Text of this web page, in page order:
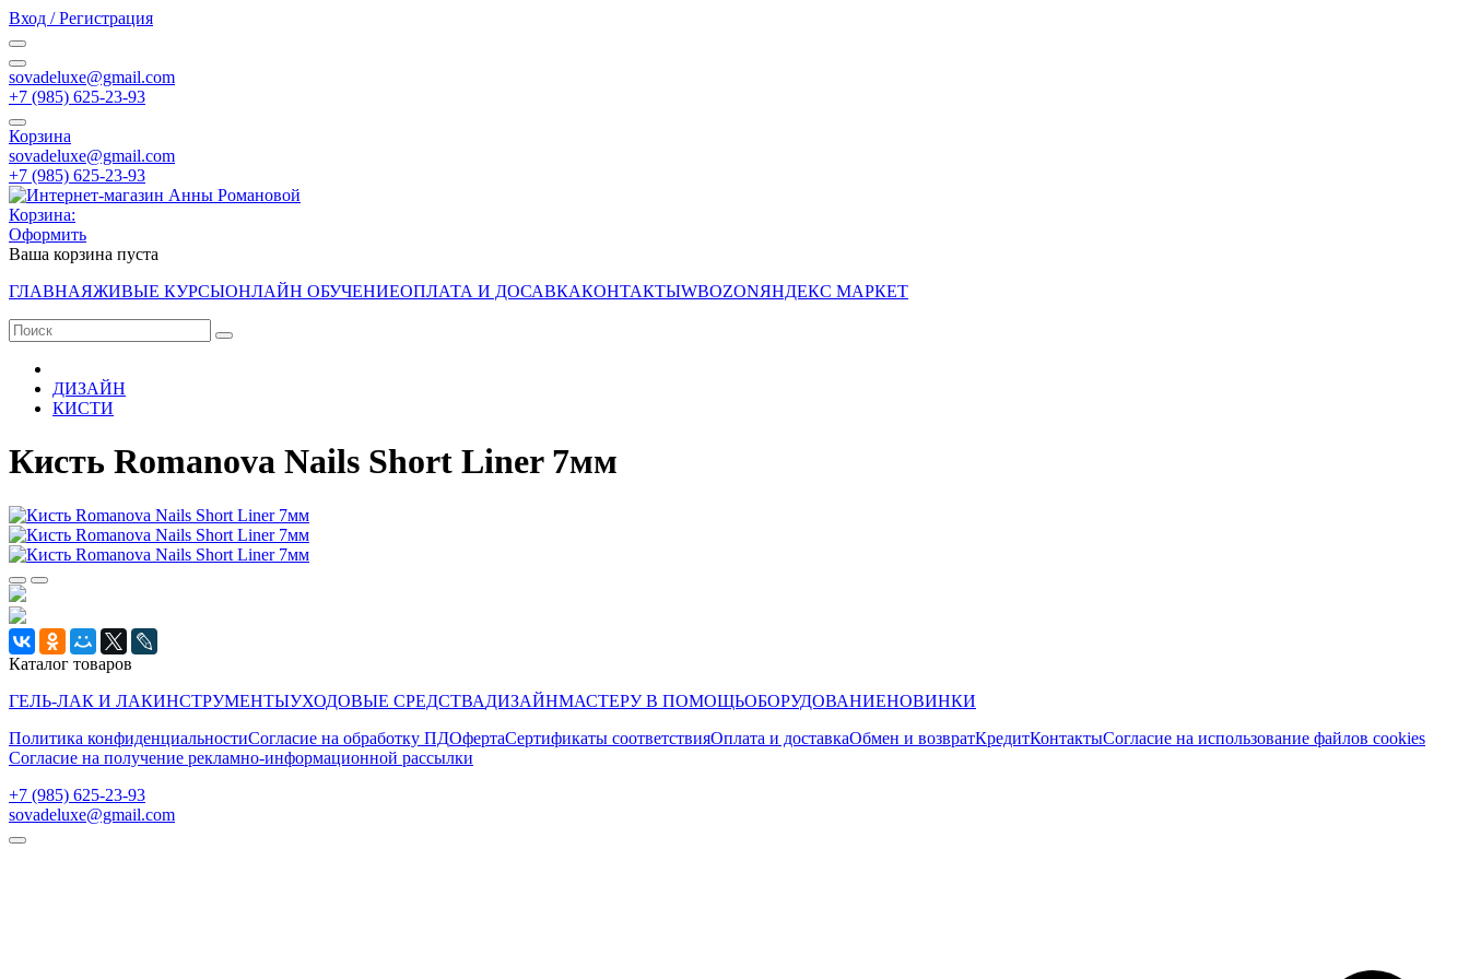
Вход / Регистрация
sovadeluxe@gmail.com
‭+7 (985) 625-23-93‬
Корзина
sovadeluxe@gmail.com
‭+7 (985) 625-23-93‬
Корзина:
Оформить
Ваша корзина пуста
ГЛАВНАЯЖИВЫЕ КУРСЫОНЛАЙН ОБУЧЕНИЕОПЛАТА И ДОСАВКАКОНТАКТЫWBOZONЯНДЕКС МАРКЕТ
ДИЗАЙН
КИСТИ
Кисть Romanova Nails Short Liner 7мм
Каталог товаров
ГЕЛЬ-ЛАК И ЛАКИНСТРУМЕНТЫУХОДОВЫЕ СРЕДСТВАДИЗАЙНМАСТЕРУ В ПОМОЩЬОБОРУДОВАНИЕНОВИНКИ
Политика конфиденциальностиСогласие на обработку ПДОфертаСертификаты соответствияОплата и доставкаОбмен и возвратКредитКонтактыСогласие на использование файлов cookies
Согласие на получение рекламно-информационной рассылки
‭+7 (985) 625-23-93‬
sovadeluxe@gmail.com